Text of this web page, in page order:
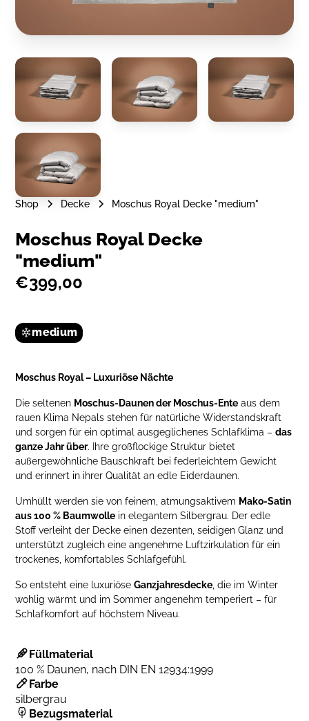
Shop Decke Moschus Royal Decke "medium"
Moschus Royal Decke
"medium"
€399,00
medium
Moschus Royal – Luxuriöse Nächte
Die seltenen Moschus-Daunen der Moschus-Ente aus dem
rauen Klima Nepals stehen für natürliche Widerstandskraft
und sorgen für ein optimal ausgeglichenes Schlafklima –das
ganze Jahr über. Ihre großflockige Struktur bietet
außergewöhnliche Bauschkraft bei federleichtem Gewicht
und erinnert in ihrer Qualität an edle Eiderdaunen.
Umhüllt werden sie von feinem, atmungsaktivem Mako-Satin
aus 100 % Baumwolle in elegantem Silbergrau. Der edle
Stoff verleiht der Decke einen dezenten, seidigen Glanz und
unterstützt zugleich eine angenehme Luftzirkulation für ein
trockenes, komfortables Schlafgefühl.
So entsteht eine luxuriöseGanzjahresdecke , die im Winter
wohlig wärmt und im Sommer angenehm temperiert – für
Schlafkomfort auf höchstem Niveau.
Füllmaterial
100 % Daunen, nach DIN EN 12934:1999
Farbe
silbergrau
Bezugsmaterial